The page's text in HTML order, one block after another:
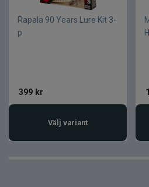
Produktfakta
13,5
Tubdiameter
Rapala 90 Years Lure Kit 3-
p
399 kr
Välj variant